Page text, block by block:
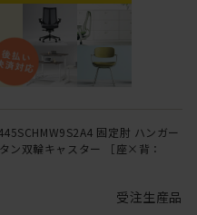
固定肘 ハンガー
ン双輪キャスター ［座×背：
受注生産品